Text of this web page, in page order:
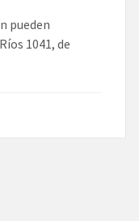
pueden
1041, de